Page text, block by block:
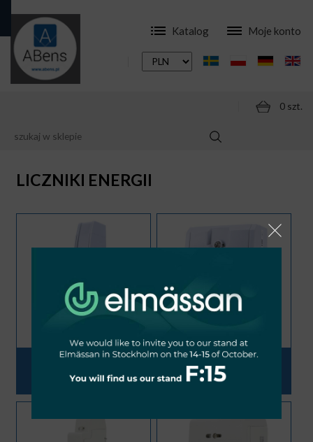
Katalog Moje konto
0 szt.
SKLEP LICZNIKI ENERGII
LICZNIKI ENERGII
1-FAZOWE 3-FAZOWE